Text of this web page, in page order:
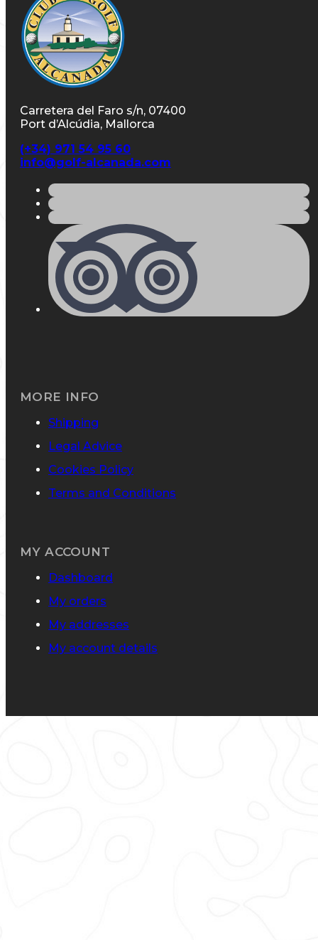
Carretera del Faro s/n, 07400
Port d’Alcúdia, Mallorca
(+34) 971 54 95 60
info@golf-alcanada.com
MORE INFO
Shipping
Legal Advice
Cookies Policy
Terms and Conditions
MY ACCOUNT
Dashboard
My orders
My addresses
My account details